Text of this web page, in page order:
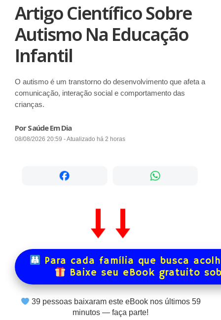
Artigo Científico Sobre
Autismo Na Educação
Infantil
O autismo é um transtorno do desenvolvimento que afeta a
comunicação, interação social e comportamento das
crianças.
Por Saúde Em Dia
08/08/2026 20:59 - Atualizado há 2 horas
Para cada família que busca
Baixe seu eBook gratuito
39pessoas baixaram este eBook nos últimos 59
minutos — faça parte!